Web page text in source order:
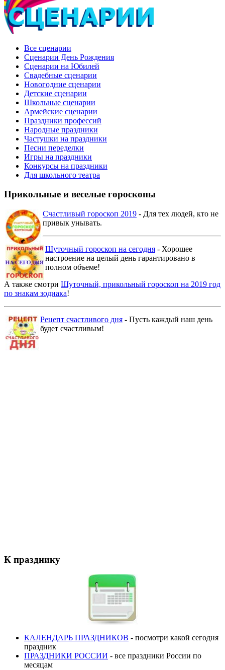
Все сценарии
Сценарии День Рождения
Сценарии на Юбилей
Свадебные сценарии
Новогодние сценарии
Детские сценарии
Школьные сценарии
Армейские сценарии
Праздники профессий
Народные праздники
Частушки на праздники
Песни переделки
Игры на праздники
Конкурсы на праздники
Для школьного театра
Прикольные и веселые гороскопы
Счастливый гороскоп 2019 - Для тех людей, кто не
привык унывать.
Шуточный гороскоп на сегодня - Хорошее
настроение на целый день гарантировано в
полном объеме!
А также смотри Шуточный, прикольный гороскоп на 2019 год
по знакам зодиака!
Рецепт счастливого дня - Пусть каждый наш день
будет счастливым!
К празднику
КАЛЕНДАРЬ ПРАЗДНИКОВ - посмотри какой сегодня
праздник
ПРАЗДНИКИ РОССИИ - все праздники России по
месяцам